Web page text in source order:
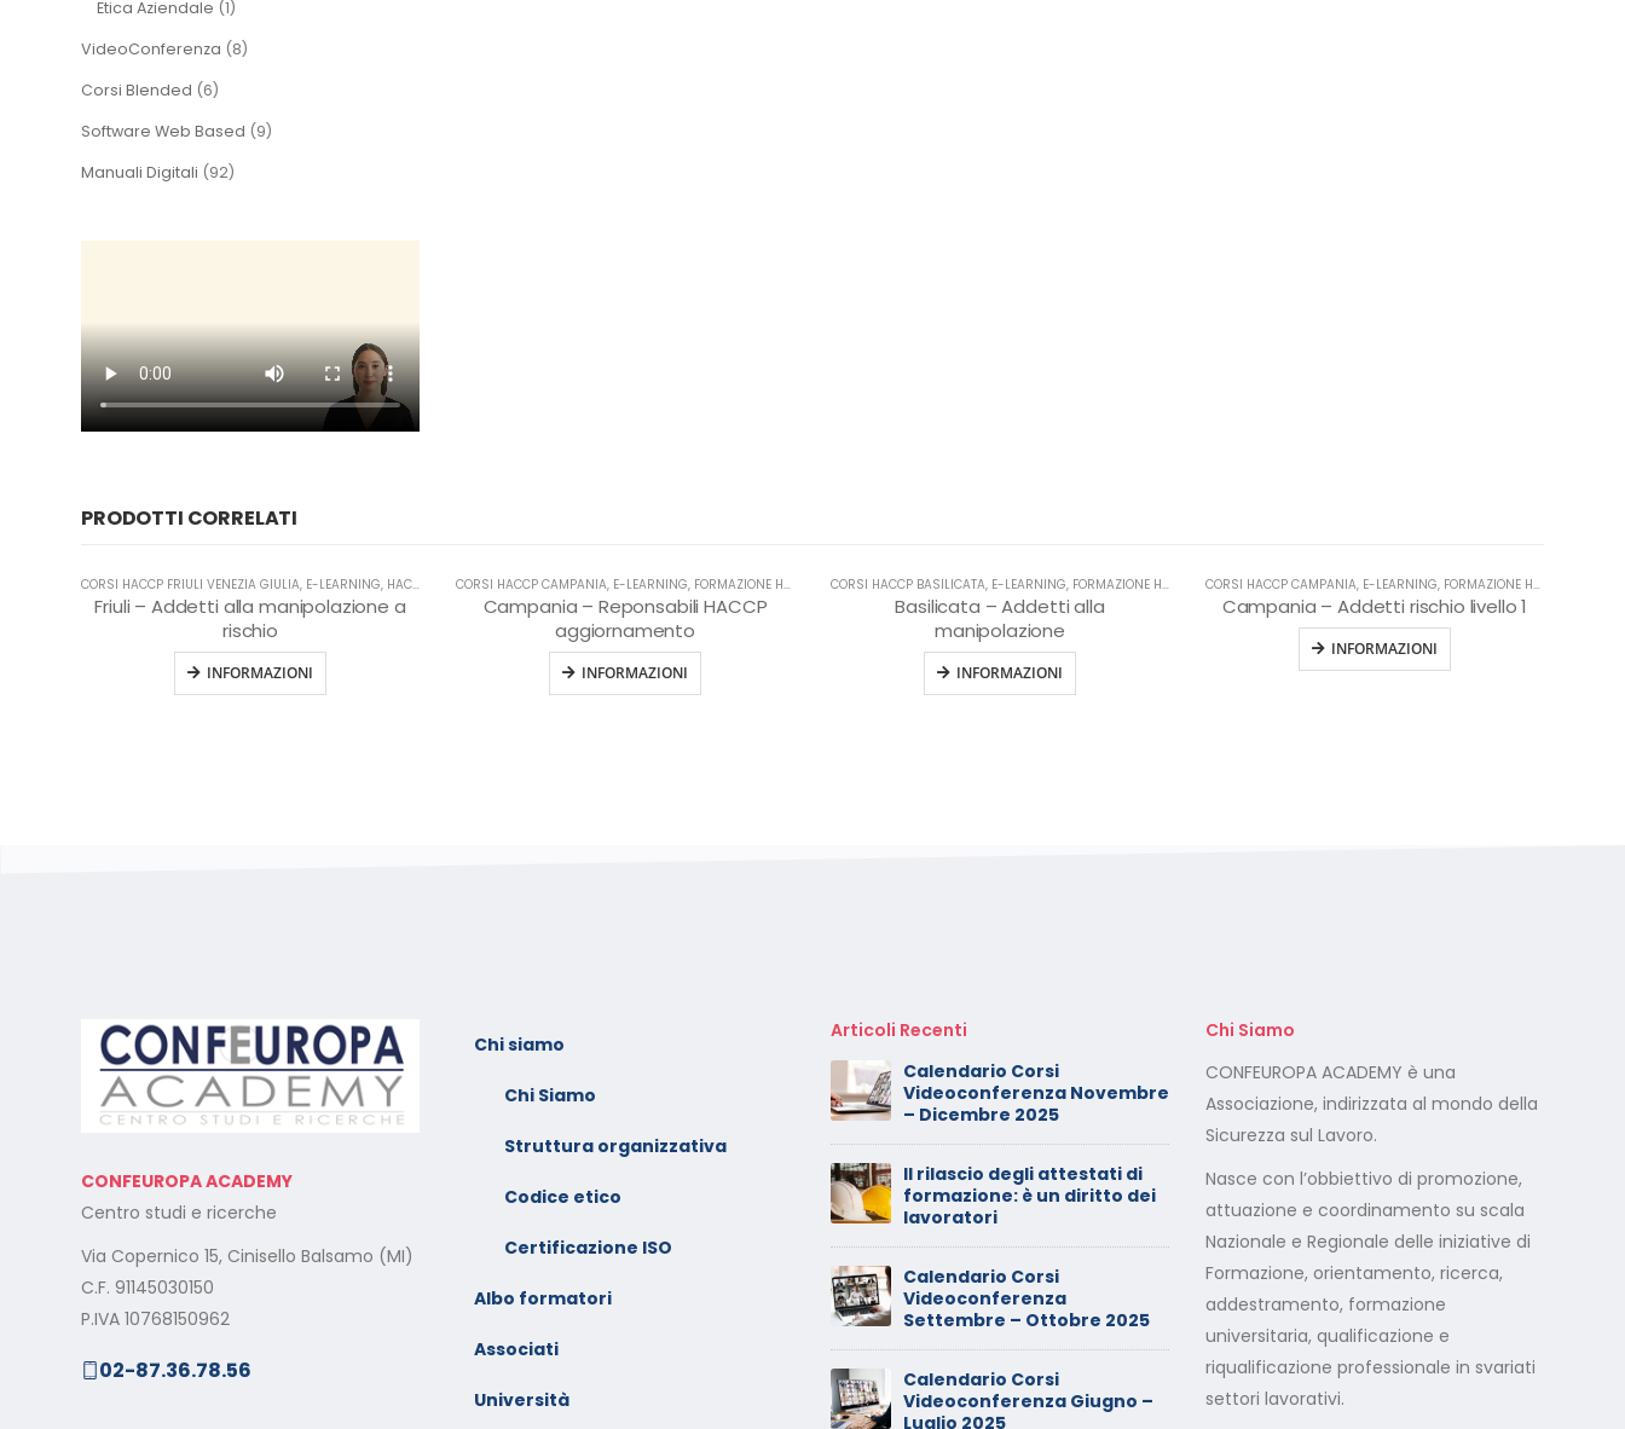
Etica Aziendale (1)
VideoConferenza (8)
Corsi Blended (6)
Software Web Based (9)
Manuali Digitali (92)
PRODOTTI CORRELATI
CORSI HACCP FRIULI VENEZIA GIULIA, E-LEARNING, HACCP
Friuli – Addetti alla manipolazione a
rischio
INFORMAZIONI
CORSI HACCP CAMPANIA, E-LEARNING, FORMAZIONE HACCP IN LINGUA ITALIANA ,HACCP
Campania – Reponsabili HACCP
aggiornamento
INFORMAZIONI
CORSI HACCP BASILICATA, E-LEARNING, FORMAZIONE HACCP IN LINGUA ITALIANA ,HACCP
Basilicata – Addetti alla
manipolazione
INFORMAZIONI
CORSI HACCP CAMPANIA, E-LEARNING, FORMAZIONE HACCP IN LINGUA ITALIANA
Campania – Addetti rischio livello 1
INFORMAZIONI
CONFEUROPA ACADEMY
Centro studi e ricerche
Via Copernico 15, Cinisello Balsamo (MI)
C.F. 91145030150
P.IVA 10768150962
02-87.36.78.56
Chi siamo
Chi Siamo
Struttura organizzativa
Codice etico
Certificazione ISO
Albo formatori
Associati
Università
Articoli Recenti
Calendario Corsi
Videoconferenza Novembre
– Dicembre 2025
Il rilascio degli attestati di
formazione: è un diritto dei
lavoratori
Calendario Corsi
Videoconferenza
Settembre – Ottobre 2025
Calendario Corsi
serve il consenso di
Videoconferenza Maggio –
setaccio
working, riconosciuto
Calendario Corsi
Videoconferenza Novembre
– Dicembre 2025
Il rilascio degli attestati di
formazione: è un diritto dei
lavoratori
Calendario Corsi
Videoconferenza
Settembre – Ottobre 2025
Calendario Corsi
Videoconferenza Giugno –
Luglio 2025
Foto dei minori sui social:
serve il consenso di
entrambi i genitori
Calendario Corsi
Videoconferenza Maggio –
Giugno 2026
Minimarket di Rozzano al
setaccio
Cade dalla sedia in smart
working, riconosciuto
Chi Siamo
CONFEUROPA ACADEMY è una
Associazione, indirizzata al mondo della
Sicurezza sul Lavoro.
Nasce con l’obbiettivo di promozione,
attuazione e coordinamento su scala
Nazionale e Regionale delle iniziative di
Formazione, orientamento, ricerca,
addestramento, formazione
universitaria, qualificazione e
riqualificazione professionale in svariati
settori lavorativi.